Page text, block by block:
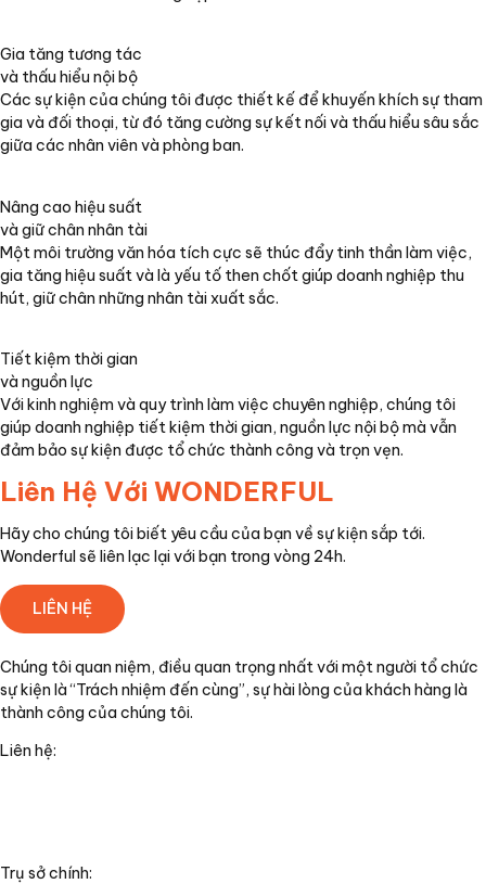
Gia tăng tương tác
và thấu hiểu nội bộ
Các sự kiện của chúng tôi được thiết kế để khuyến khích sự tham
gia và đối thoại, từ đó tăng cường sự kết nối và thấu hiểu sâu sắc
giữa các nhân viên và phòng ban.
Nâng cao hiệu suất
và giữ chân nhân tài
Một môi trường văn hóa tích cực sẽ thúc đẩy tinh thần làm việc,
gia tăng hiệu suất và là yếu tố then chốt giúp doanh nghiệp thu
hút, giữ chân những nhân tài xuất sắc.
Tiết kiệm thời gian
và nguồn lực
Với kinh nghiệm và quy trình làm việc chuyên nghiệp, chúng tôi
giúp doanh nghiệp tiết kiệm thời gian, nguồn lực nội bộ mà vẫn
đảm bảo sự kiện được tổ chức thành công và trọn vẹn.
Liên Hệ Với WONDERFUL
Hãy cho chúng tôi biết yêu cầu của bạn về sự kiện sắp tới.
Wonderful sẽ liên lạc lại với bạn trong vòng 24h.
LIÊN HỆ
Chúng tôi quan niệm, điều quan trọng nhất với một người tổ chức
sự kiện là “Trách nhiệm đến cùng”, sự hài lòng của khách hàng là
thành công của chúng tôi.
Liên hệ:
Trụ sở chính: